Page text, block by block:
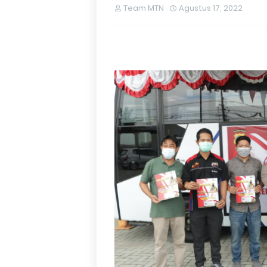
Team MTN Agustus 17, 2022